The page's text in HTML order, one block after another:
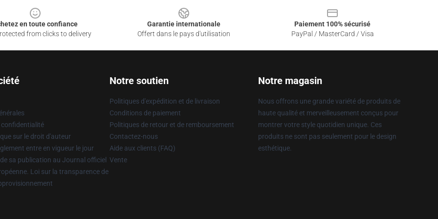
en toute confiance
from clicks to delivery
Garantie internationale
Offert dans le pays d'utilisation
Paiement 100% sécurisé
PayPal / MasterCard / Visa
confidentialité
sur le droit d'auteur
entre en vigueur le jour
sa publication au Journal officiel
Loi sur la transparence de
Notre soutien
Politiques d'expédition et de livraison
Conditions de paiement
Politiques de retour et de remboursement
Contactez-nous
Aide aux clients (FAQ)
Vente
Notre magasin
Nous offrons une grande variété de produits de
haute qualité et merveilleusement conçus pour
montrer votre style quotidien unique. Ces
produits ne sont pas seulement pour le design
esthétique.